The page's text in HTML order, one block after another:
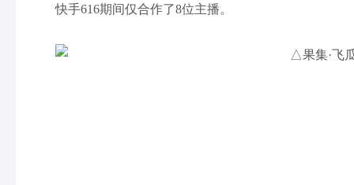
快手616期间仅合作了8位主播。